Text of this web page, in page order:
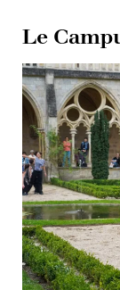
Le